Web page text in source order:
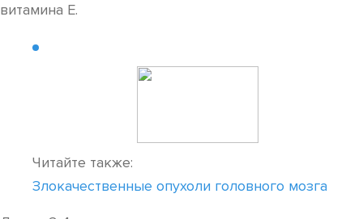
витамина Е.
Читайте также:
Злокачественные опухоли головного мозга